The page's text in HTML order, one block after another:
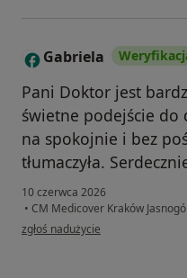
G Gabriela
Pani Doktor jest
świetne podejście do
na spokojnie i bez
tłumaczyła.
10 czerwca 2026
• CM Medicover Kraków
w opinii użytkownika Gabriela
zgłoś nadużycie